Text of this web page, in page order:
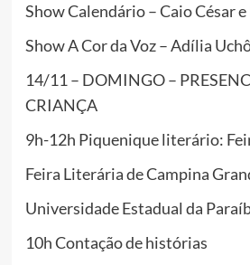
Show Calendário – Caio César
Show A Cor da Voz – Adília
14/11 – DOMINGO –
CRIANÇA
9h-12h Piquenique literário:
Feira Literária deCampina
Universidade Estadual da
10h Contação de histórias